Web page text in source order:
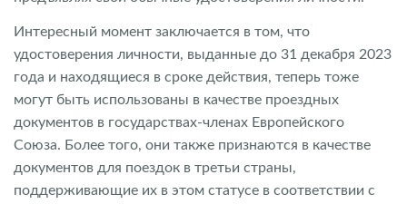
Интересный момент заключается в том, что
удостоверения личности, выданные до 31 декабря 2023
года и находящиеся в сроке действия, теперь тоже
могут быть использованы в качестве проездных
документов в государствах-членах Европейского
Союза. Более того, они также признаются в качестве
документов для поездок в третьи страны,
поддерживающие их в этом статусе в соответствии с